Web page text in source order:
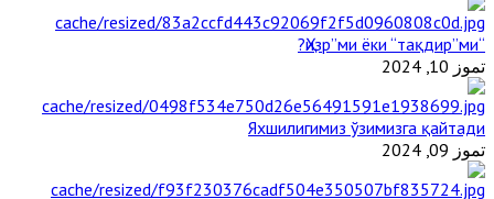
“Ҳизр”ми ёки “тақдир”ми?
تموز 10, 2024
Яхшилигимиз ўзимизга қайтади
تموز 09, 2024